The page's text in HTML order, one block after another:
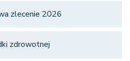
zlecenie 2026
zdrowotnej